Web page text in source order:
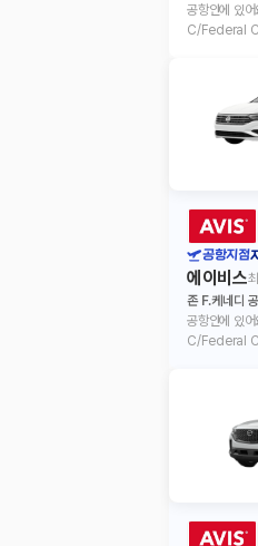
공항안에 있
C/Federal
공항지점
에이비스
존 F.케네디
공항안에 있
C/Federal